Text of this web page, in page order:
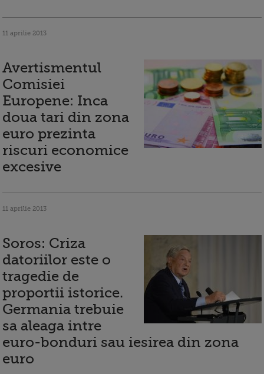
11 aprilie 2013
Avertismentul
Comisiei
Europene: Inca
doua tari din zona
euro prezinta
riscuri economice
excesive
11 aprilie 2013
Soros: Criza
datoriilor este o
tragedie de
proportii istorice.
Germania trebuie
sa aleaga intre
euro-bonduri sau iesirea din zona
euro